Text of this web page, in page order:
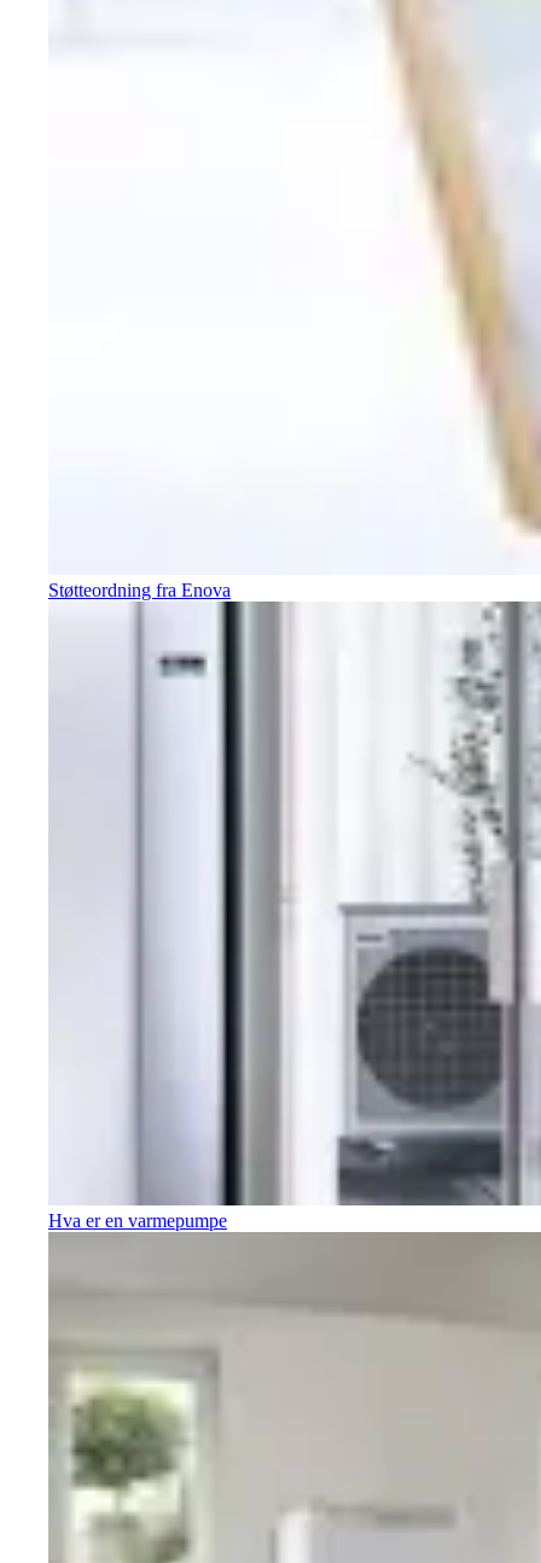
Støtteordning fra Enova
Hva er en varmepumpe